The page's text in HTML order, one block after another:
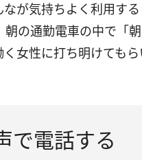
なが気持ちよく利用す
朝の通勤電車の中で「
女性に打ち明けてもら
で電話する